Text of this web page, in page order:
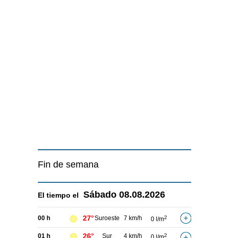
Fin de semana
El tiempo el Sábado 08.08.2026
00 h 27°Suroeste 7 km/h 0 l/m2
01 h 26° Sur 4 km/h 2